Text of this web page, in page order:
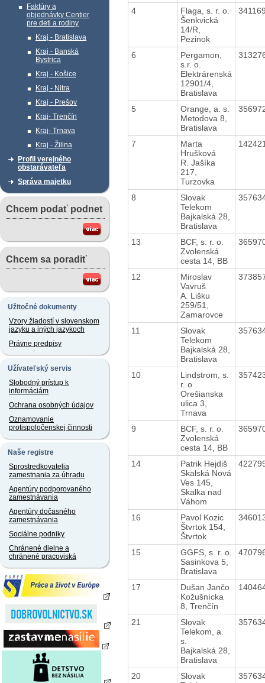
Faktúry a
objednávky Centier
pre deti a rodiny
Kraj - Bratislava
Kraj - Banská
Bystrica
Kraj - Košice
Kraj - Nitra
Kraj - Prešov
Kraj- Trenčín
Kraj- Trnava
Kraj - Žilina
Profil verejného
obstarávateľa
Správa majetku
Chcem podať podnet
Chcem sa poradiť
Užitočné dokumenty
Vzory žiadostí v slovenskom
jazyku a iných jazykoch
Právne predpisy
Užívateľský servis
Slobodný prístup k
informáciám
Ochrana osobných údajov
Oznamovanie
protispoločenskej činnosti
Naše registre
Sprostredkovatelia
zamestnania za úhradu
Agentúry podporovaného
zamestnávania
Agentúry dočasného
zamestnávania
Sociálne podniky
Chránené dielne a
chránené pracoviská
4
Flaga, s. r. o.
Šenkvická
14/R,
Pezinok
6
Pergamon,
s.r. o.
Elektrárenská
12901/4,
Bratislava
5
Orange, a. s.
Metodova 8,
Bratislava
7
Marta
Hrušková
R. Jašíka
217,
Turzovka
8
Slovak
Telekom
Bajkalská 28,
Bratislava
13
BCF, s. r. o.
Zvolenská
cesta 14, BB
12
Miroslav
Vavruš
A. Lišku
259/51,
Zamarovce
11
Slovak
Telekom
Bajkalská 28,
Bratislava
10
Lindstrom, s.
r. o
Orešianska
ulica 3,
Trnava
9
BCF, s. r. o.
Zvolenská
cesta 14, BB
14
Patrik Hejdiš
Skalská Nová
Ves 145,
Skalka nad
Váhom
16
Pavol Kozic
Štvrtok 154,
Štvrtok
15
GGFS, s. r. o.
Sasinkova 5,
Bratislava
17
Dušan Jančo
Kožušnícka
8, Trenčín
21
Slovak
Telekom, a.
s.
Bajkalská 28,
Bratislava
20
Slovak